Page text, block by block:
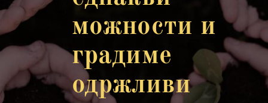
можности и
градиме
одржливи